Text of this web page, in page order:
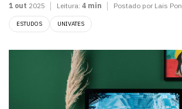
1 out 2025 Leitura: 4 min Postado por Lais
ESTUDOS UNIVATES